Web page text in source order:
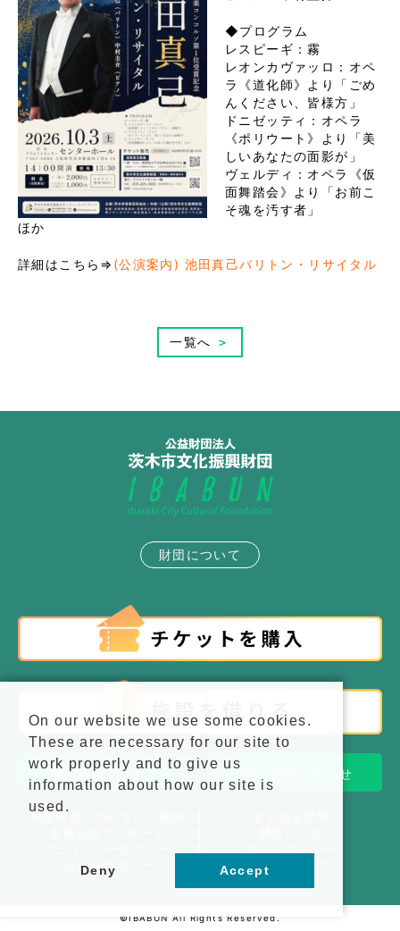
◆プログラム
レスピーギ：霧
レオンカヴァッロ：オペ
ラ《道化師》より「ごめ
んください、皆様方」
ドニゼッティ：オペラ
《ポリウート》より「美
しいあなたの面影が」
ヴェルディ：オペラ《仮
面舞踏会》より「お前こ
そ魂を汚す者」
ほか
詳細はこちら⇒ (公演案内) 池田真己バリトン・リサイタル
一覧へ ＞
財団について
施設アクセス お問い合わせ
Cookieポリシー
サイトマップ
©IBABUN All Rights Reserved.
On our website we use some cookies.
These are necessary for our site to
work properly and to give us
information about how our site is
used.
Deny Accept